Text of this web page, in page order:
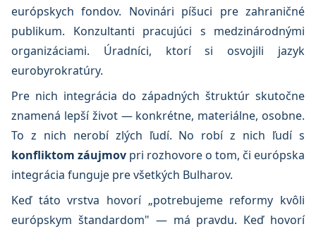
európskych fondov. Novinári píšuci pre zahraničné
publikum. Konzultanti pracujúci s medzinárodnými
organizáciami. Úradníci, ktorí si osvojili jazyk
eurobyrokratúry.
Pre nich integrácia do západných štruktúr skutočne
znamená lepší život — konkrétne, materiálne, osobne.
To z nich nerobí zlých ľudí. No robí z nich ľudí s
konfliktom záujmov pri rozhovore o tom, či európska
integrácia funguje pre všetkých Bulharov.
Keď táto vrstva hovorí „potrebujeme reformy kvôli
európskym štandardom" — má pravdu. Keď hovorí